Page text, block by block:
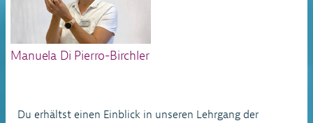
Manuela Di Pierro-Birchler
Du erhältst einen Einblick in unseren Lehrgang der